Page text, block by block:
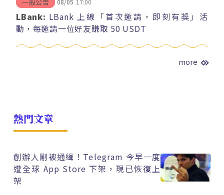
一般公告 08/05 17:00
LBank: LBank 上線「首次邀請，即刻有獎」活
動，每邀請一位好友賺取 50 USDT
more
熱門文章
創辦人剛被通緝！Telegram 今早一度
遭全球 App Store 下架，現已恢復上
架